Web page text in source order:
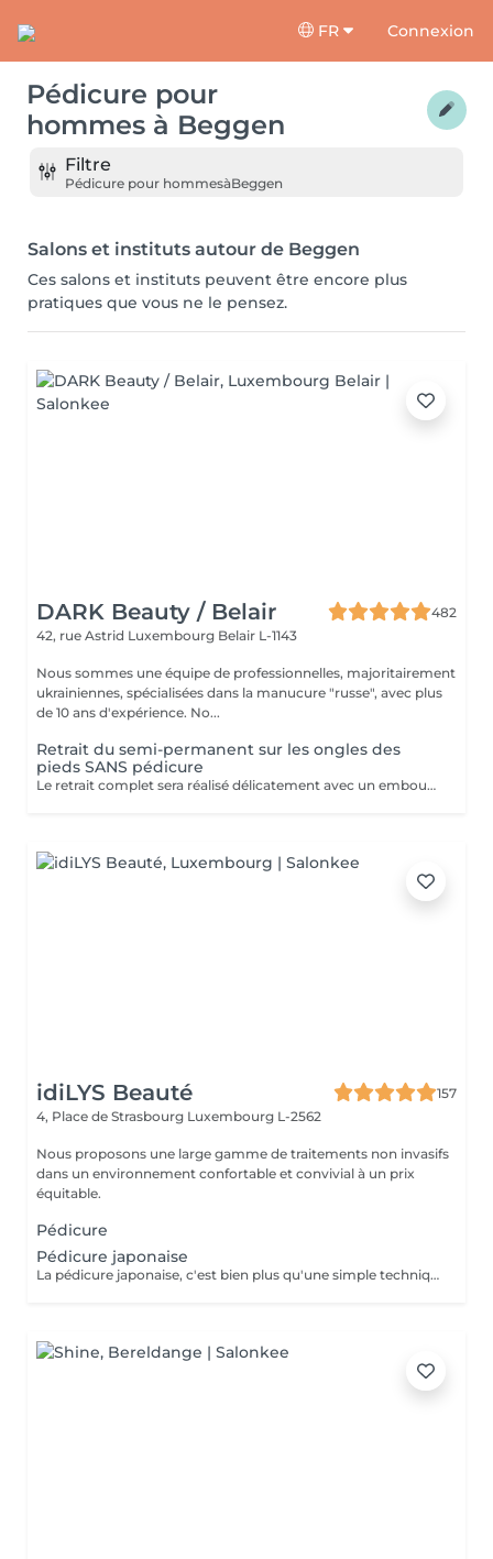
FR Connexion
Pédicure pour
hommes à Beggen
Filtre
Pédicure pour hommesàBeggen
Salons et instituts autour de Beggen
Ces salons et instituts peuvent être encore plus
pratiques que vous ne le pensez.
DARK Beauty / Belair
482
42, rue Astrid Luxembourg Belair L-1143
Nous sommes une équipe de professionnelles, majoritairement
ukrainiennes, spécialisées dans la manucure "russe", avec plus
de 10 ans d'expérience. No...
Retrait du semi-permanent sur les ongles des
pieds SANS pédicure
Le retrait complet sera réalisé délicatement avec un embout spécial de ponceuse à ongles. Inclus dans la prestation : Façonner et limer les ongles.
idiLYS Beauté
157
4, Place de Strasbourg Luxembourg L-2562
Nous proposons une large gamme de traitements non invasifs
dans un environnement confortable et convivial à un prix
équitable.
Pédicure
Pédicure japonaise
La pédicure japonaise, c'est bien plus qu'une simple technique de soin des ongles. Le but, c'est vraiment de redonner de l'éclat et de la vitalité aux ongles. Des ingrédients naturels sont utilisés pour chouchouter les ongles et mettre en valeur leur beauté innée : - on nourrit et on renforce les ongles avec des produits comme la cire d'abeille, le lait de riz et le soja. - on utilise des outils spécifiques et des techniques toutes douces, comme un polissage délicat et l'application de pâtes riches en nutriments.